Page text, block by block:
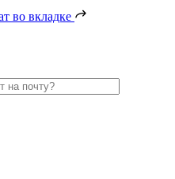
во вкладке